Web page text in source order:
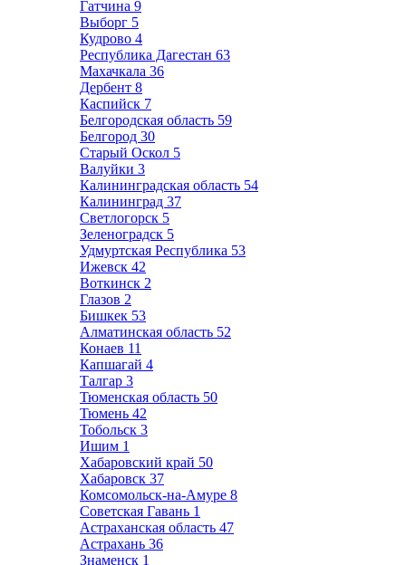
Гатчина 9
Выборг 5
Кудрово 4
Республика Дагестан 63
Махачкала 36
Дербент 8
Каспийск 7
Белгородская область 59
Белгород 30
Старый Оскол 5
Валуйки 3
Калининградская область 54
Калининград 37
Светлогорск 5
Зеленоградск 5
Удмуртская Республика 53
Ижевск 42
Воткинск 2
Глазов 2
Бишкек 53
Алматинская область 52
Конаев 11
Капшагай 4
Талгар 3
Тюменская область 50
Тюмень 42
Тобольск 3
Ишим 1
Хабаровский край 50
Хабаровск 37
Комсомольск-на-Амуре 8
Советская Гавань 1
Астраханская область 47
Астрахань 36
Знаменск 1